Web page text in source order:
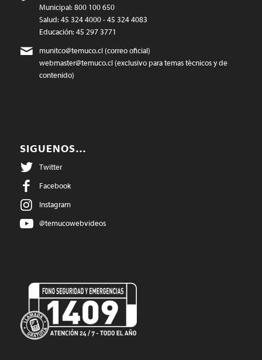
Municipal: 800 100 650
Salud: 45 324 4000 - 45 324 4083
Educación: 45 297 3771
munitco@temuco.cl(correo oficial)
webmaster@temuco.cl(exclusivo para temas técnicos y de
contenido)
SIGUENOS…
Twitter
Facebook
Instagram
@temucowebvideos